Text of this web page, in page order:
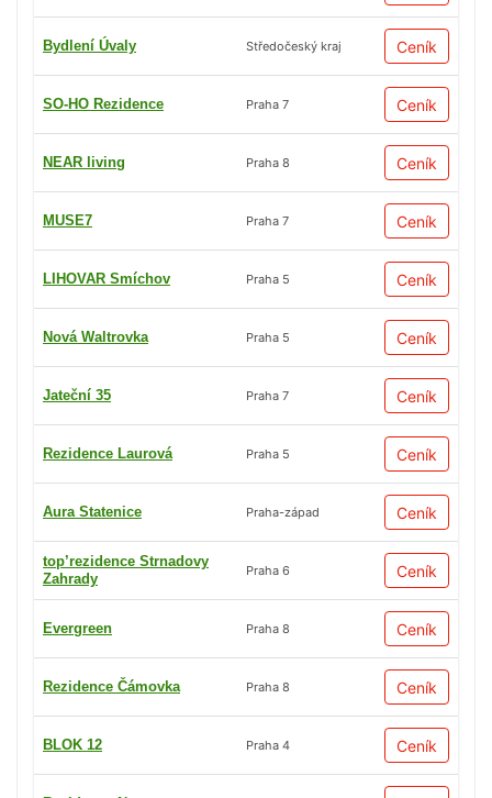
Bydlení Úvaly Středočeský kraj Ceník
SO-HO Rezidence Praha 7 Ceník
NEAR living Praha 8 Ceník
MUSE7 Praha 7 Ceník
LIHOVAR Smíchov Praha 5 Ceník
Nová Waltrovka Praha 5 Ceník
Jateční 35 Praha 7 Ceník
Rezidence Laurová Praha 5 Ceník
Aura Statenice Praha-západ Ceník
top’rezidence Strnadovy
Zahrady
Praha 6 Ceník
Evergreen Praha 8 Ceník
Rezidence Čámovka Praha 8 Ceník
BLOK 12 Praha 4 Ceník